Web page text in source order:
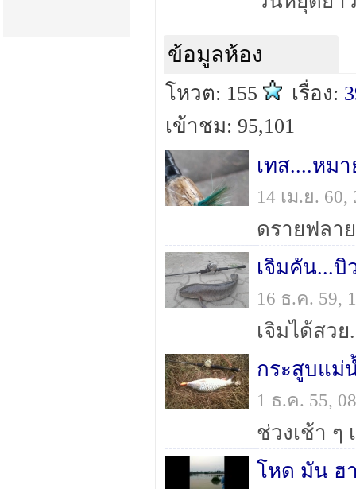
ข้อมูลห้อง
โหวต: 155 เรื่อง:
เข้าชม: 95,101
เทส....หม
14 เม.ย.
ดรายฟลา
เจิมคัน...บิ
16 ธ.ค. 59,
เจิมได้สว
กระสูบแม่
1 ธ.ค. 55,
ช่วงเช้า ๆ